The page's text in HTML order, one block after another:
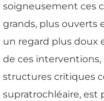
soigneusement ces
grands, plus ouverts
un regard plus doux
de ces
structures critiques
supratrochléaire,